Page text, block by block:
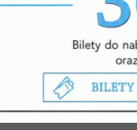
W 500. rocznicę bitwy
SPACER
Nyski Dom Kultury